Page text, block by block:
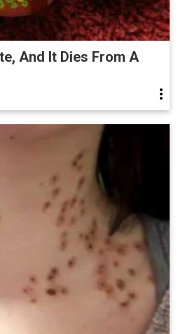
And It Dies From A